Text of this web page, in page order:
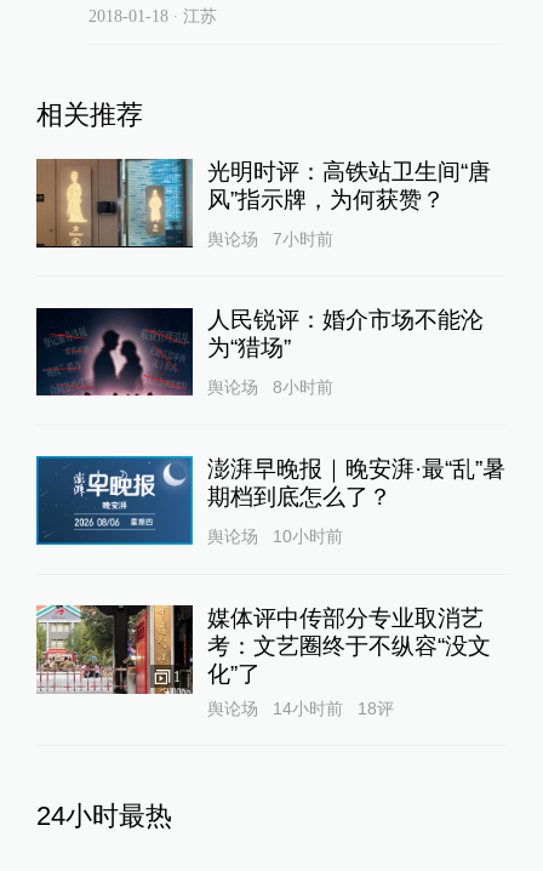
2018-01-18∙ 江苏
相关推荐
光明时评：高铁站卫生间“唐
风”指示牌，为何获赞？
舆论场 7小时前
人民锐评：婚介市场不能沦
为“猎场”
舆论场 8小时前
澎湃早晚报｜晚安湃·最“乱”暑
期档到底怎么了？
舆论场 10小时前
1
媒体评中传部分专业取消艺
考：文艺圈终于不纵容“没文
化”了
舆论场 14小时前 18评
24小时最热